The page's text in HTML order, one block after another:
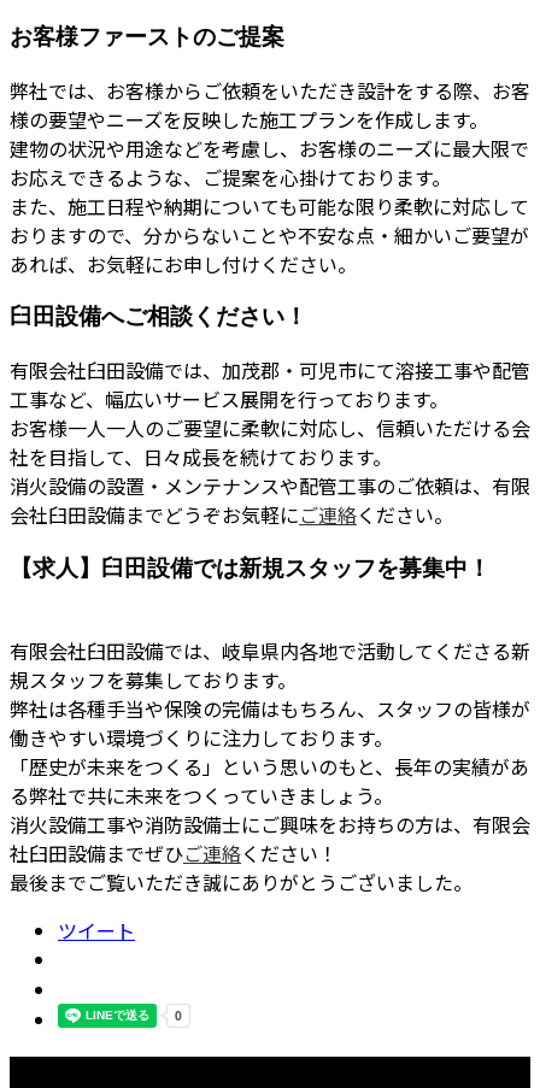
お客様ファーストのご提案
弊社では、お客様からご依頼をいただき設計をする際、お客
様の要望やニーズを反映した施工プランを作成します。
建物の状況や用途などを考慮し、お客様のニーズに最大限で
お応えできるような、ご提案を心掛けております。
また、施工日程や納期についても可能な限り柔軟に対応して
おりますので、分からないことや不安な点・細かいご要望が
あれば、お気軽にお申し付けください。
臼田設備へご相談ください！
有限会社臼田設備では、加茂郡・可児市にて溶接工事や配管
工事など、幅広いサービス展開を行っております。
お客様一人一人のご要望に柔軟に対応し、信頼いただける会
社を目指して、日々成長を続けております。
消火設備の設置・メンテナンスや配管工事のご依頼は、有限
会社臼田設備までどうぞお気軽にご連絡ください。
【求人】臼田設備では新規スタッフを募集中！
有限会社臼田設備では、岐阜県内各地で活動してくださる新
規スタッフを募集しております。
弊社は各種手当や保険の完備はもちろん、スタッフの皆様が
働きやすい環境づくりに注力しております。
「歴史が未来をつくる」という思いのもと、長年の実績があ
る弊社で共に未来をつくっていきましょう。
消火設備工事や消防設備士にご興味をお持ちの方は、有限会
社臼田設備までぜひご連絡ください！
最後までご覧いただき誠にありがとうございました。
ツイート